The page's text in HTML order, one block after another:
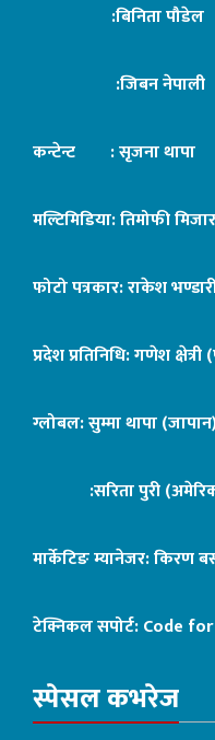
:बिनिता पौडेल
:जिबन नेपाली
कन्टेन्ट : सृजना थापा
मल्टिमिडिया: तिमोफी
फोटो पत्रकार: राकेश
प्रदेश प्रतिनिधि: गणेश क्षेत्री
ग्लोबल: सुम्मा थापा
:सरिता पुरी
मार्केटिङ म्यानेजर: किरण
टेक्निकल सपोर्ट:Code
स्पेसल कभरेज